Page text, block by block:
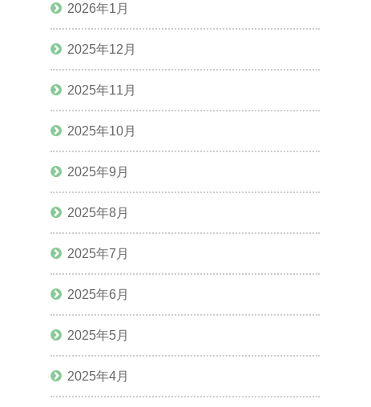
2026年1月
2025年12月
2025年11月
2025年10月
2025年9月
2025年8月
2025年7月
2025年6月
2025年5月
2025年4月